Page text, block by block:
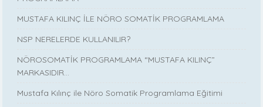
MUSTAFA KILINÇ İLE NÖRO SOMATİK PROGRAMLAMA
NSP NERELERDE KULLANILIR?
NÖROSOMATİK PROGRAMLAMA “MUSTAFA KILINÇ”
MARKASIDIR…
Mustafa Kılınç ile Nöro Somatik Programlama Eğitimi